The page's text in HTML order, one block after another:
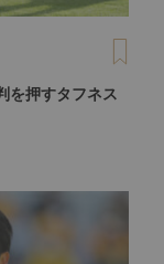
を押すタフネス